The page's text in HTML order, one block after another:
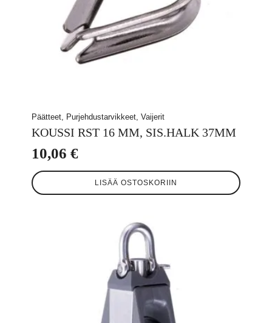
Päätteet, Purjehdustarvikkeet, Vaijerit
KOUSSI RST 16 MM, SIS.HALK 37MM
10,06 €
LISÄÄ OSTOSKORIIN